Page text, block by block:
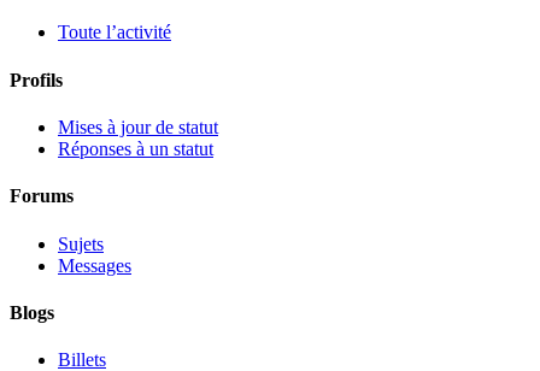
Toute l’activité
Profils
Mises à jour de statut
Réponses à un statut
Forums
Sujets
Messages
Blogs
Billets